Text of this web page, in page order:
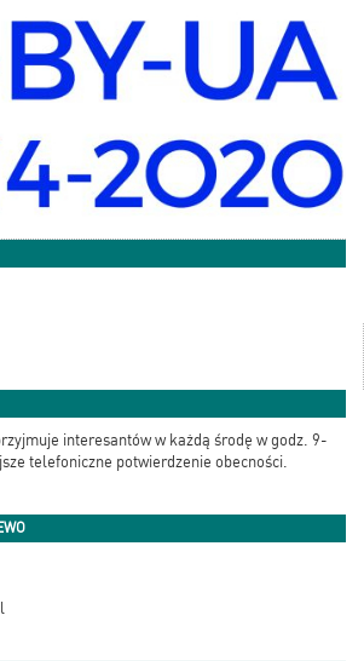
interesantów w każdą środę w godz. 9-
telefoniczne potwierdzenie obecności.